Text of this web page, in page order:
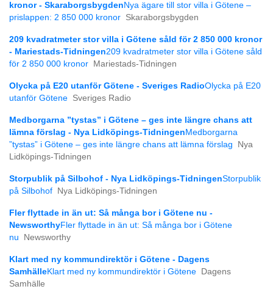
kronor - Skaraborgsbygden Nya ägare till stor villa i Götene –
prislappen: 2 850 000 kronor Skaraborgsbygden
209 kvadratmeter stor villa i Götene såld för 2 850 000 kronor
- Mariestads-Tidningen209 kvadratmeter stor villa i Götene såld
för 2 850 000 kronor
Mariestads-Tidningen
Olycka på E20 utanför Götene - Sveriges RadioOlycka på E20
utanför Götene Sveriges Radio
Medborgarna ”tystas” i Götene – ges inte längre chans att
lämna förslag - Nya Lidköpings-Tidningen Medborgarna
”tystas” i Götene – ges inte längre chans att lämna förslag
Nya
Lidköpings-Tidningen
Storpublik på Silbohof - Nya Lidköpings-TidningenStorpublik
på Silbohof
Nya Lidköpings-Tidningen
Fler flyttade in än ut: Så många bor i Götene nu -
NewsworthyFler flyttade in än ut: Så många bor i Götene
nu
Newsworthy
Klart med ny kommundirektör i Götene - Dagens
SamhälleKlart med ny kommundirektör i Götene
Dagens
Samhälle